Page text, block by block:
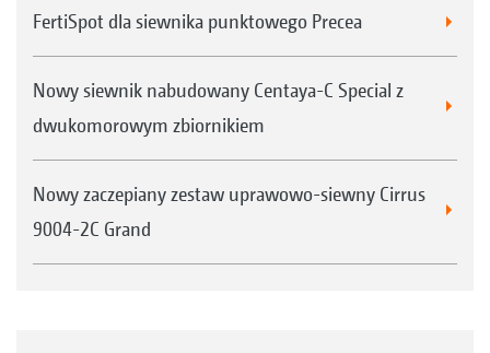
FertiSpot dla siewnika punktowego Precea
Nowy siewnik nabudowany Centaya-C Special z
dwukomorowym zbiornikiem
Nowy zaczepiany zestaw uprawowo-siewny Cirrus
9004-2C Grand